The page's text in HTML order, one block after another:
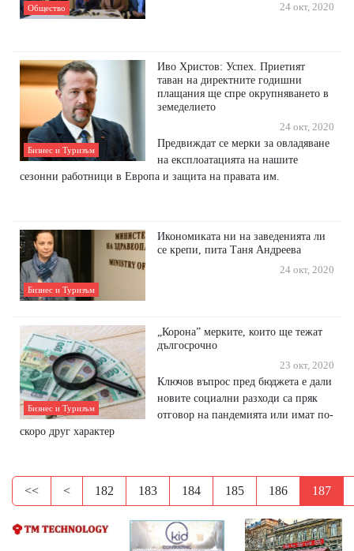
Общество 24 окт, 2020
Бизнес и Туризъм
Иво Христов: Успех. Приетият
таван на директните годишни
плащания ще спре окрупняването в
земеделието
24 окт, 2020
Предвиждат се мерки за овладяване
на експлоатацията на нашите
сезонни работници в Европа и защита на правата им.
Бизнес и Туризъм
Икономиката ни на заведенията ли
се крепи, пита Таня Андреева
24 окт, 2020
Бизнес и Туризъм
„Корона” мерките, които ще тежат
дългосрочно
23 окт, 2020
Ключов въпрос пред бюджета е дали
новите социални разходи са пряк
отговор на пандемията или имат по-
скоро друг характер
<< < 182 183 184 185 186 187